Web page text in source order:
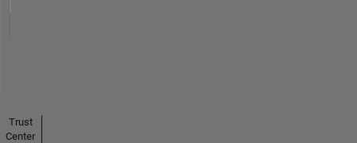
Trust
Center